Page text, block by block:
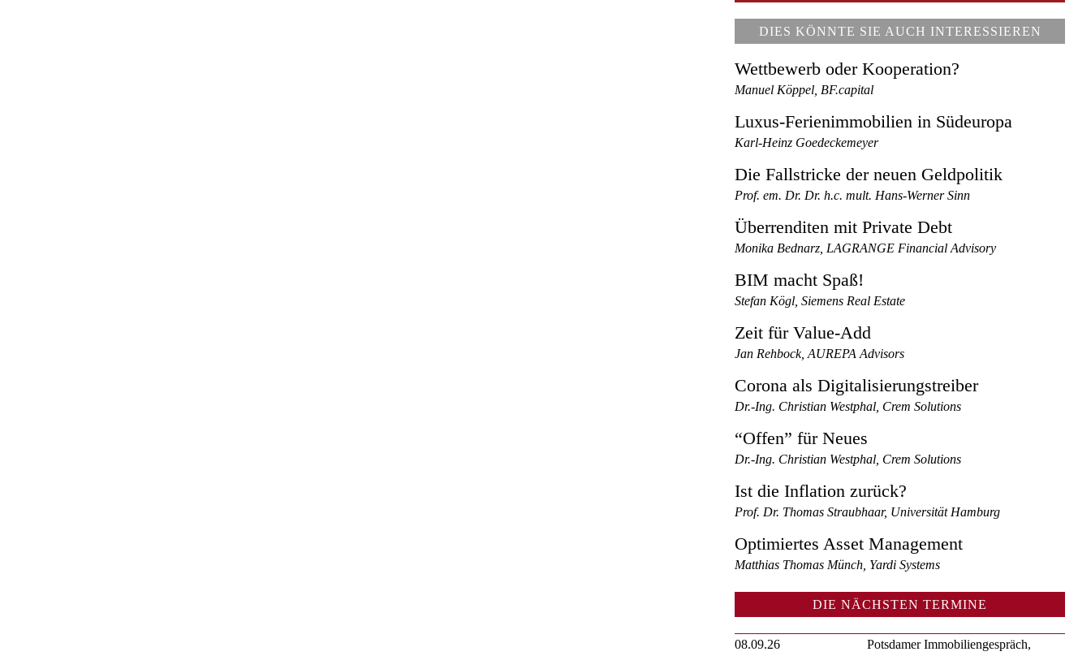
DIES KÖNNTE SIE AUCH INTERESSIEREN
Wettbewerb oder Kooperation?
Manuel Köppel, BF.capital
Luxus-Ferienimmobilien in Südeuropa
Karl-Heinz Goedeckemeyer
Die Fallstricke der neuen Geldpolitik
Prof. em. Dr. Dr. h.c. mult. Hans-Werner Sinn
Überrenditen mit Private Debt
Monika Bednarz, LAGRANGE Financial Advisory
BIM macht Spaß!
Stefan Kögl, Siemens Real Estate
Zeit für Value-Add
Jan Rehbock, AUREPA Advisors
Corona als Digitalisierungstreiber
Dr.-Ing. Christian Westphal, Crem Solutions
“Offen” für Neues
Dr.-Ing. Christian Westphal, Crem Solutions
Ist die Inflation zurück?
Prof. Dr. Thomas Straubhaar, Universität Hamburg
Optimiertes Asset Management
Matthias Thomas Münch, Yardi Systems
DIE NÄCHSTEN TERMINE
08.09.26 Potsdamer Immobiliengespräch,